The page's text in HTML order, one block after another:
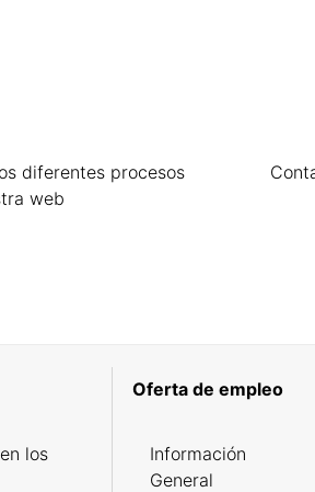
diferentes procesos
web
los
Oferta de empleo
Información
General